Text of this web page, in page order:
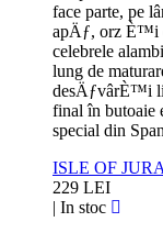
face parte, pe
apÄƒ, orz È™i
celebrele
lung de
desÄƒvârÈ™i
final în butoaie
special din
ISLE OF
229 LEI
| In stoc